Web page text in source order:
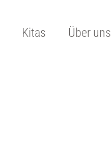
Kitas Über uns